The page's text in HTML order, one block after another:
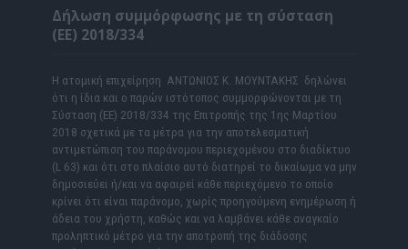
Δήλωση συμμόρφωσης με τη σύσταση
(ΕΕ) 2018/334
Η ατομική επιχείρηση ΑΝΤΩΝΙΟΣ Κ. ΜΟΥΝΤΑΚΗΣ δηλώνει
ότι η ίδια και ο παρών ιστότοπος συμμορφώνονται με τη
Σύσταση (ΕΕ) 2018/334 της Επιτροπής της 1ης Μαρτίου
2018 σχετικά με τα μέτρα για την αποτελεσματική
αντιμετώπιση του παράνομου περιεχομένου στο διαδίκτυο
(L 63) και ότι στο πλαίσιο αυτό διατηρεί το δικαίωμα να μην
δημοσιεύει ή/και να αφαιρεί κάθε περιεχόμενο το οποίο
κρίνει ότι είναι παράνομο, χωρίς προηγούμενη ενημέρωση ή
άδεια του χρήστη, καθώς και να λαμβάνει κάθε αναγκαίο
προληπτικό μέτρο για την αποτροπή της διάδοσης